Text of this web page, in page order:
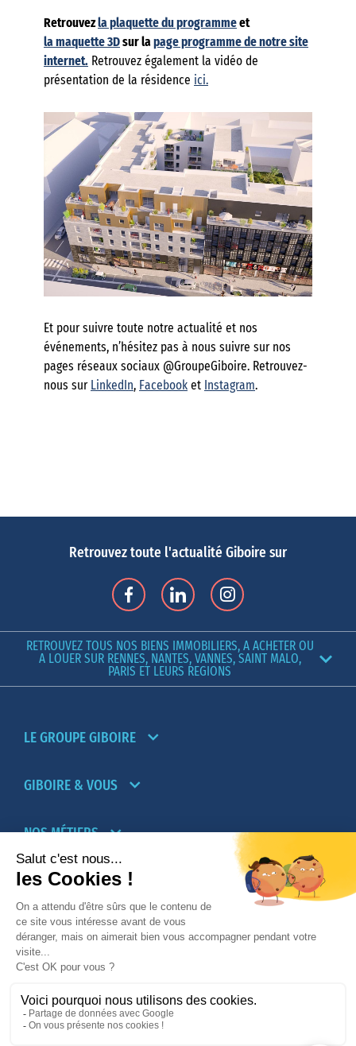
Retrouvezla plaquette du programmeet
la maquette 3Dsur lapage programme de notre site
internet. Retrouvez également la vidéo de
présentation de la résidence ici.
Et pour suivre toute notre actualité et nos
événements, n’hésitez pas à nous suivre sur nos
pages réseaux sociaux @GroupeGiboire. Retrouvez-
nous sur LinkedIn, Facebook et Instagram.
Retrouvez toute l'actualité Giboire sur
RETROUVEZ TOUS NOS BIENS IMMOBILIERS, A ACHETER OU
A LOUER SUR RENNES, NANTES, VANNES, SAINT MALO,
PARIS ET LEURS REGIONS
LE GROUPE GIBOIRE
GIBOIRE & VOUS
NOS MÉTIERS
PARTENAIRES
NOTRE RÉSEAU D’AGENCES TRANSACTION-
LOCATION
PROMOTION IMMOBILIÈRE ET AMÉNAGEMENT